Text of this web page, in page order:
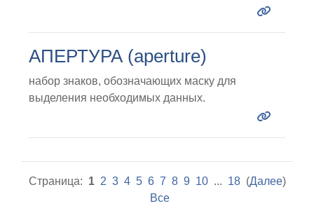
АПЕРТУРА (aperture)
набор знаков, обозначающих маску для
выделения необходимых данных.
Страница: 1 2 3 4 5 6 7 8 9 10... 18(Далее)
Все